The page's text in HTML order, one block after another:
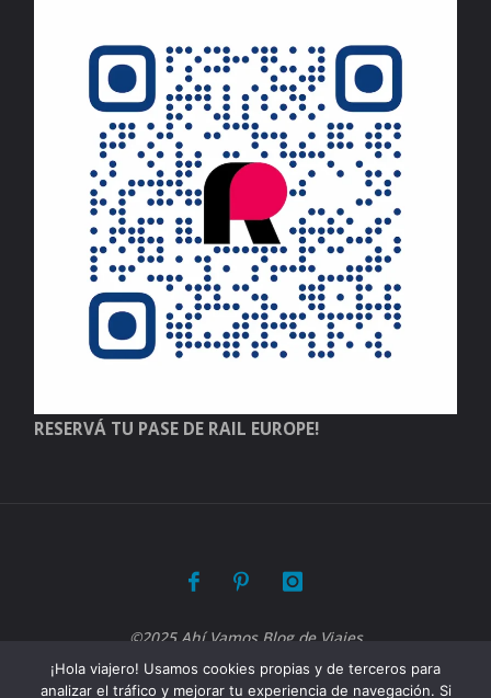
RESERVÁ TU PASE DE RAIL EUROPE!
©2025 Ahí Vamos Blog de Viajes
¡Hola viajero! Usamos cookies propias y de terceros para
analizar el tráfico y mejorar tu experiencia de navegación. Si